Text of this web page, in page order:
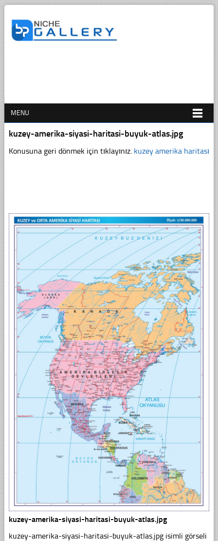
MENU
kuzey-amerika-siyasi-haritasi-buyuk-atlas.jpg
Konusuna geri dönmek için tıklayınız. kuzey amerika haritası
kuzey-amerika-siyasi-haritasi-buyuk-atlas.jpg
kuzey-amerika-siyasi-haritasi-buyuk-atlas.jpg isimli görseli